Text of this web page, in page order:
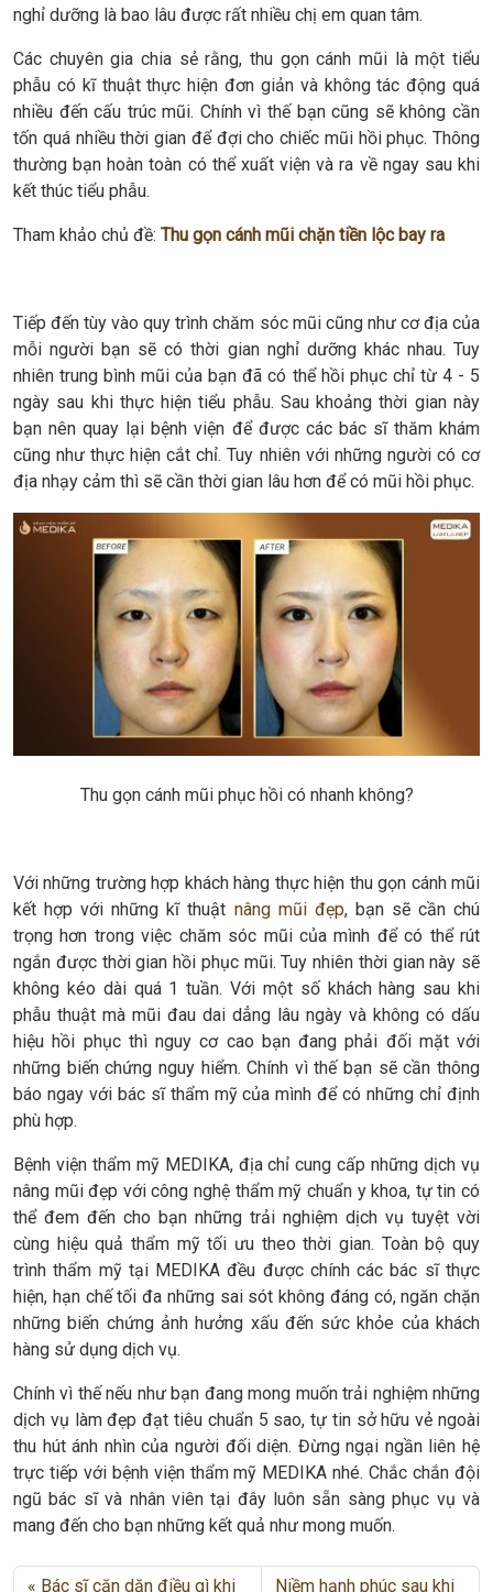
nghỉ dưỡng là bao lâu được rất nhiều chị em quan tâm.
Các chuyên gia chia sẻ rằng, thu gọn cánh mũi là một tiểu
phẫu có kĩ thuật thực hiện đơn giản và không tác động quá
nhiều đến cấu trúc mũi. Chính vì thế bạn cũng sẽ không cần
tốn quá nhiều thời gian để đợi cho chiếc mũi hồi phục. Thông
thường bạn hoàn toàn có thể xuất viện và ra về ngay sau khi
kết thúc tiểu phẫu.
Tham khảo chủ đề: Thu gọn cánh mũi chặn tiền lộc bay ra
Tiếp đến tùy vào quy trình chăm sóc mũi cũng như cơ địa của
mỗi người bạn sẽ có thời gian nghỉ dưỡng khác nhau. Tuy
nhiên trung bình mũi của bạn đã có thể hồi phục chỉ từ 4 - 5
ngày sau khi thực hiện tiểu phẫu. Sau khoảng thời gian này
bạn nên quay lại bệnh viện để được các bác sĩ thăm khám
cũng như thực hiện cắt chỉ. Tuy nhiên với những người có cơ
địa nhạy cảm thì sẽ cần thời gian lâu hơn để có mũi hồi phục.
Thu gọn cánh mũi phục hồi có nhanh không?
Với những trường hợp khách hàng thực hiện thu gọn cánh mũi
kết hợp với những kĩ thuật nâng mũi đẹp, bạn sẽ cần chú
trọng hơn trong việc chăm sóc mũi của mình để có thể rút
ngắn được thời gian hồi phục mũi. Tuy nhiên thời gian này sẽ
không kéo dài quá 1 tuần. Với một số khách hàng sau khi
phẫu thuật mà mũi đau dai dẳng lâu ngày và không có dấu
hiệu hồi phục thì nguy cơ cao bạn đang phải đối mặt với
những biến chứng nguy hiểm. Chính vì thế bạn sẽ cần thông
báo ngay với bác sĩ thẩm mỹ của mình để có những chỉ định
phù hợp.
Bệnh viện thẩm mỹ MEDIKA, địa chỉ cung cấp những dịch vụ
nâng mũi đẹp với công nghệ thẩm mỹ chuẩn y khoa, tự tin có
thể đem đến cho bạn những trải nghiệm dịch vụ tuyệt vời
cùng hiệu quả thẩm mỹ tối ưu theo thời gian. Toàn bộ quy
trình thẩm mỹ tại MEDIKA đều được chính các bác sĩ thực
hiện, hạn chế tối đa những sai sót không đáng có, ngăn chặn
những biến chứng ảnh hưởng xấu đến sức khỏe của khách
hàng sử dụng dịch vụ.
Chính vì thế nếu như bạn đang mong muốn trải nghiệm những
dịch vụ làm đẹp đạt tiêu chuẩn 5 sao, tự tin sở hữu vẻ ngoài
thu hút ánh nhìn của người đối diện. Đừng ngại ngần liên hệ
trực tiếp với bệnh viện thẩm mỹ MEDIKA nhé. Chắc chắn đội
ngũ bác sĩ và nhân viên tại đây luôn sẵn sàng phục vụ và
mang đến cho bạn những kết quả như mong muốn.
Bác sĩ căn dặn điều gì khi Niềm hạnh phúc sau khi